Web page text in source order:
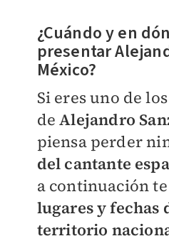
¿Cuándo y en
presentar
México?
Si eres uno de
deAlejandro
piensa perder
del cantante
a continuación
lugares y fechas
territorio